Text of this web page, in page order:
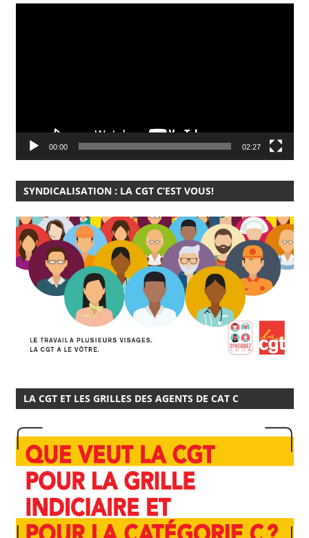
00:00 02:27
SYNDICALISATION : LA CGT C’EST VOUS!
LA CGT ET LES GRILLES DES AGENTS DE CAT C